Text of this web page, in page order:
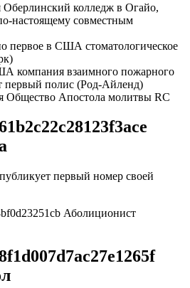
Оберлинский колледж в Огайо,
настоящему совместным
первое в США стоматологическое
компания взаимного пожарного
первый полис (Род-Айленд)
Общество Апостола молитвы RC
первый номер своей
Аболиционист